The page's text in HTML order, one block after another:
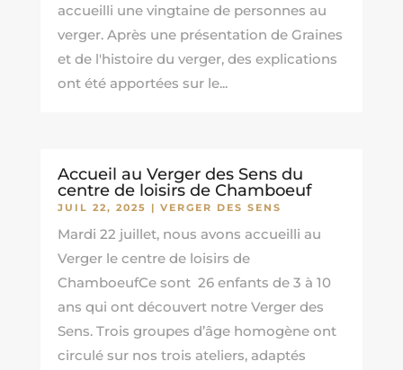
accueilli une vingtaine de personnes au
verger. Après une présentation de Graines
et de l'histoire du verger, des explications
ont été apportées sur le...
Accueil au Verger des Sens du
centre de loisirs de Chamboeuf
JUIL 22, 2025 | VERGER DES SENS
Mardi 22 juillet, nous avons accueilli au
Verger le centre de loisirs de
ChamboeufCe sont 26 enfants de 3 à 10
ans qui ont découvert notre Verger des
Sens. Trois groupes d’âge homogène ont
circulé sur nos trois ateliers, adaptés